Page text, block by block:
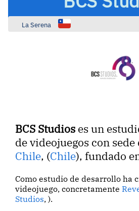
La Serena
BCS Studios es un
de videojuegos con sede
Chile, (Chile), fundado
Como estudio de desarrollo ha
videojuego, concretamente
Studios, ).